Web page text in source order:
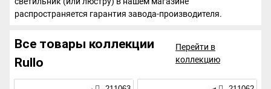
распространяется гарантия завода-производителя.
Все товары коллекции
Rullo
Перейти в
коллекцию